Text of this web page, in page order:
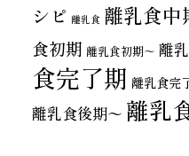
シピ 離乳食 離乳食中
食初期 離乳食初期～ 離
食完了期 離乳食完
離乳食後期〜 離乳